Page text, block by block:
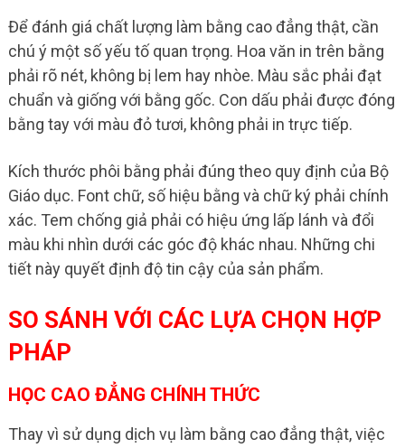
Để đánh giá chất lượng làm bằng cao đẳng thật, cần
chú ý một số yếu tố quan trọng. Hoa văn in trên bằng
phải rõ nét, không bị lem hay nhòe. Màu sắc phải đạt
chuẩn và giống với bằng gốc. Con dấu phải được đóng
bằng tay với màu đỏ tươi, không phải in trực tiếp.
Kích thước phôi bằng phải đúng theo quy định của Bộ
Giáo dục. Font chữ, số hiệu bằng và chữ ký phải chính
xác. Tem chống giả phải có hiệu ứng lấp lánh và đổi
màu khi nhìn dưới các góc độ khác nhau. Những chi
tiết này quyết định độ tin cậy của sản phẩm.
SO SÁNH VỚI CÁC LỰA CHỌN HỢP
PHÁP
HỌC CAO ĐẲNG CHÍNH THỨC
Thay vì sử dụng dịch vụ làm bằng cao đẳng thật, việc